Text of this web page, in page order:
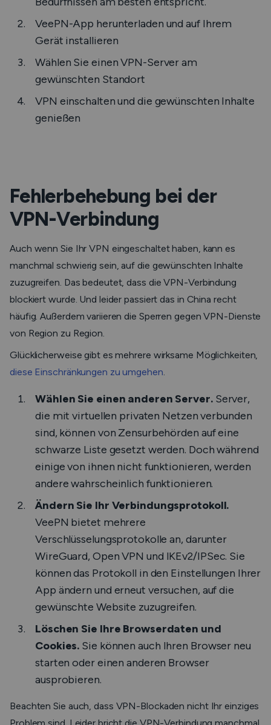
VeePN-App herunterladen und auf Ihrem
Gerät installieren
Wählen Sie einen VPN-Server am
gewünschten Standort
VPN einschalten und die gewünschten Inhalte
genießen
Fehlerbehebung bei der
VPN-Verbindung
Auch wenn Sie Ihr VPN eingeschaltet haben, kann es
manchmal schwierig sein, auf die gewünschten Inhalte
zuzugreifen. Das bedeutet, dass die VPN-Verbindung
blockiert wurde. Und leider passiert das in China recht
häufig. Außerdem variieren die Sperren gegen VPN-Dienste
von Region zu Region.
Glücklicherweise gibt es mehrere wirksame Möglichkeiten,
diese Einschränkungen zu umgehen.
Wählen Sie einen anderen Server.Server,
die mit virtuellen privaten Netzen verbunden
sind, können von Zensurbehörden auf eine
schwarze Liste gesetzt werden. Doch während
einige von ihnen nicht funktionieren, werden
andere wahrscheinlich funktionieren.
Ändern Sie Ihr Verbindungsprotokoll.
VeePN bietet mehrere
Verschlüsselungsprotokolle an, darunter
WireGuard, Open VPN und IKEv2/IPSec. Sie
können das Protokoll in den Einstellungen Ihrer
App ändern und erneut versuchen, auf die
gewünschte Website zuzugreifen.
Löschen Sie Ihre Browserdaten und
Cookies. Sie können auch Ihren Browser neu
starten oder einen anderen Browser
ausprobieren.
Beachten Sie auch, dass VPN-Blockaden nicht Ihr einziges